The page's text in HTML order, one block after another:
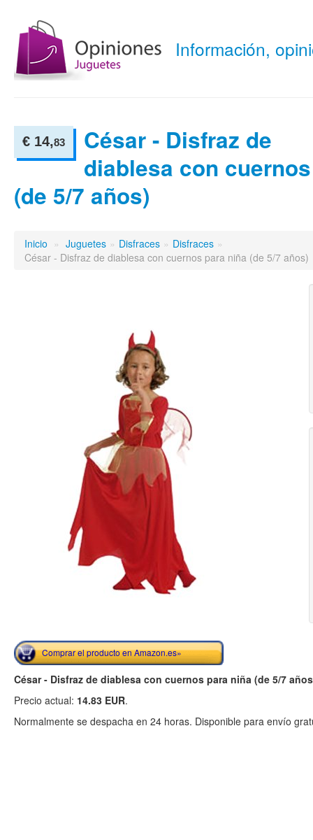
Información,
€ 14,83
César - Disfraz de
diablesa con
(de 5/7 años)
Inicio » Juguetes » Disfraces » Disfraces »
César - Disfraz de diablesa con cuernos para niña (de 5/7 años)
Comprar el producto en Amazon.es»
César - Disfraz de diablesa con cuernos para niña (de 5/7
Precio actual: 14.83 EUR.
Normalmente se despacha en 24 horas. Disponible para envío